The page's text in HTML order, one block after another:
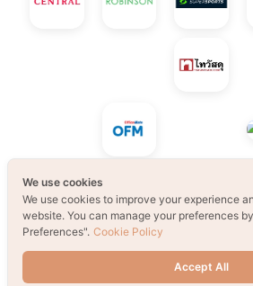
© 2021 B2S CLUB, All rights
Design by
We use cookies
We use cookies to improve your experience
website. You can manage your preferences
Preferences". Cookie Policy
Accept All